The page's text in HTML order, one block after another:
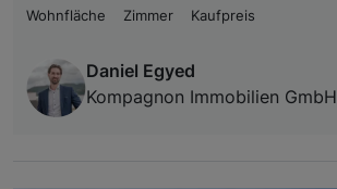
Wohnfläche
Zimmer Kaufpreis
Daniel Egyed
Kompagnon Immobilien GmbH